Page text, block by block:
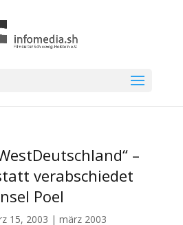
–
verabschiedet
Poel
15, 2003 | märz 2003